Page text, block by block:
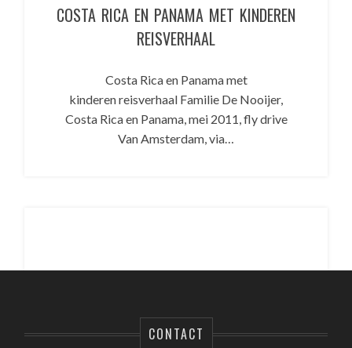
COSTA RICA EN PANAMA MET KINDEREN
REISVERHAAL
Costa Rica en Panama met
kinderen reisverhaal Familie De Nooijer,
Costa Rica en Panama, mei 2011, fly drive
Van Amsterdam, via…
CONTACT